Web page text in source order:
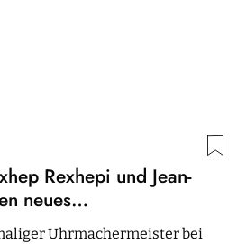
Rexhepi und Jean-
neues
Uhrmachermeister bei